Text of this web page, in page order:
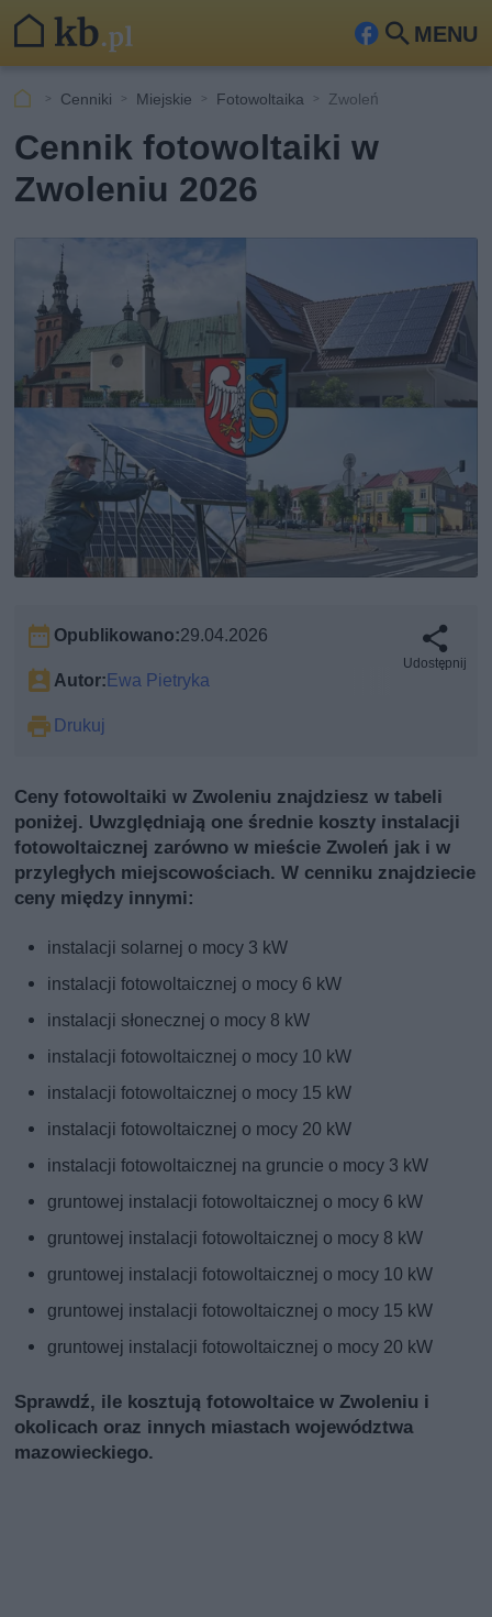
MENU
Fa
ceb
ook
Szu
Cenniki Miejskie Fotowoltaika Zwoleń
Cennik fotowoltaiki w
Zwoleniu 2026
Opublikowano:29.04.2026
Autor: Ewa Pietryka
Drukuj
Udostępnij
Ceny fotowoltaiki w Zwoleniu znajdziesz w tabeli
poniżej. Uwzględniają one średnie koszty instalacji
fotowoltaicznej zarówno w mieście Zwoleń jak i w
przyległych miejscowościach. W cenniku znajdziecie
ceny między innymi:
instalacji solarnej o mocy 3 kW
instalacji fotowoltaicznej o mocy 6 kW
instalacji słonecznej o mocy 8 kW
instalacji fotowoltaicznej o mocy 10 kW
instalacji fotowoltaicznej o mocy 15 kW
instalacji fotowoltaicznej o mocy 20 kW
instalacji fotowoltaicznej na gruncie o mocy 3 kW
gruntowej instalacji fotowoltaicznej o mocy 6 kW
gruntowej instalacji fotowoltaicznej o mocy 8 kW
gruntowej instalacji fotowoltaicznej o mocy 10 kW
gruntowej instalacji fotowoltaicznej o mocy 15 kW
gruntowej instalacji fotowoltaicznej o mocy 20 kW
Sprawdź, ile kosztują fotowoltaice w Zwoleniu i
okolicach oraz innych miastach województwa
mazowieckiego.